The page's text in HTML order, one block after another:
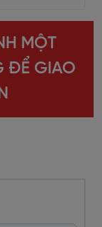
MỘT
ĐỂ GIAO